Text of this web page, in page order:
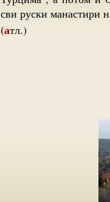
сви руски манастири
(атл.)